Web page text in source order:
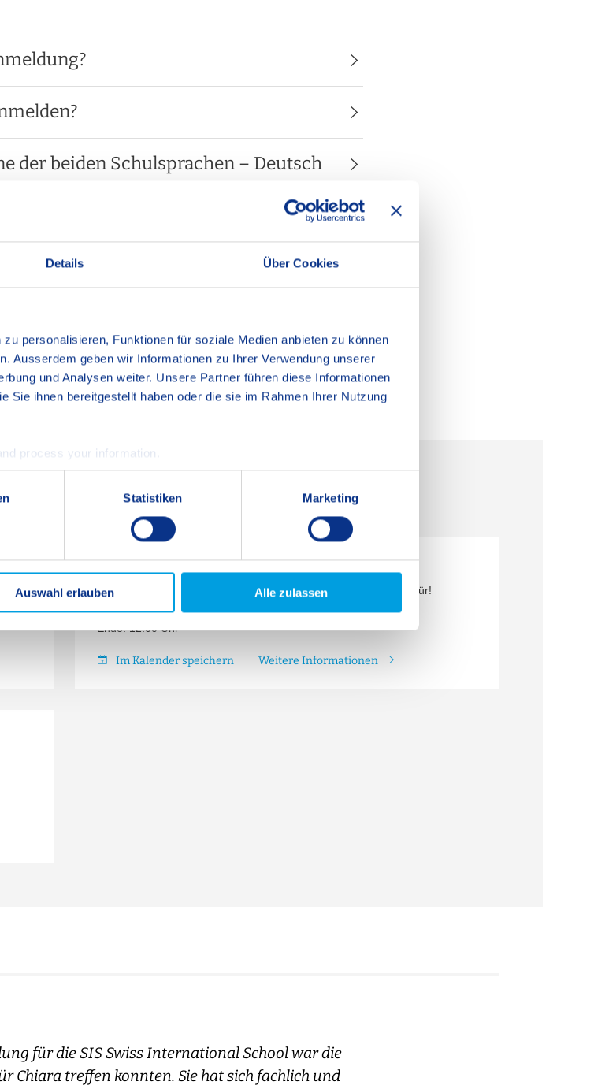
Details Über Cookies
personalisieren, Funktionen für soziale Medien anbieten zu können
Ausserdem geben wir Informationen zu Ihrer Verwendung unserer
und Analysen weiter. Unsere Partner führen diese Informationen
Sie ihnen bereitgestellt haben oder die sie im Rahmen Ihrer Nutzung
process your information.
Statistiken Marketing
Auswahl erlauben Alle zulassen
der beiden Schulsprachen – Deutsch
uns
SIS Männedorf-Zürich: Besuchen Sie unseren Tag der offenen Tür!
Start: 08:45 Uhr
Ende: 12:00 Uhr
Im Kalender speichern Weitere Informationen
für die SIS Swiss International School war die
Chiara treffen konnten. Sie hat sich fachlich und